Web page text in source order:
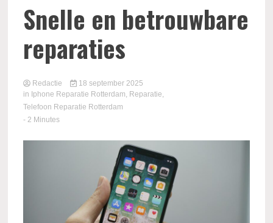
Snelle en betrouwbare
reparaties
Redactie
18 september 2025
in Iphone Reparatie Rotterdam, Reparatie,
Telefoon Reparatie Rotterdam
- 2 Minutes